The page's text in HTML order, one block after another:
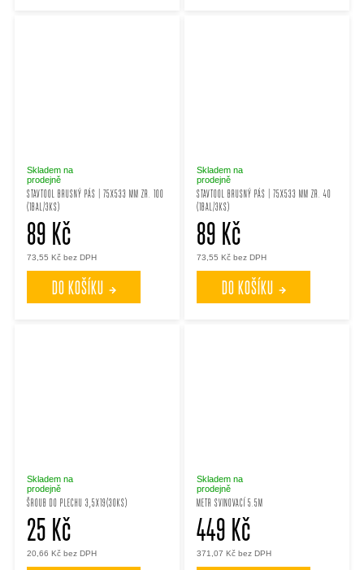
STAVTOOL BRUSNÝ PÁS | 75X533 MM ZR. 100
(1BAL/3KS)
Skladem na
prodejně
73,55 Kč bez DPH
89 Kč
DO KOŠÍKU
STAVTOOL BRUSNÝ PÁS | 75X533 MM ZR. 40
(1BAL/3KS)
Skladem na
prodejně
73,55 Kč bez DPH
89 Kč
DO KOŠÍKU
ŠROUB DO PLECHU 3,5X19(30KS)
Skladem na
prodejně
20,66 Kč bez DPH
25 Kč
METR SVINOVACÍ 5.5M
Skladem na
prodejně
371,07 Kč bez DPH
449 Kč